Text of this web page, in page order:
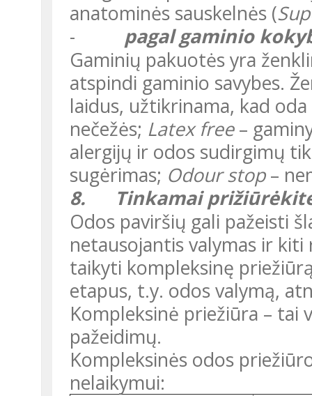
anatominės sauskelnės (
pagal gaminio
Gaminių pakuotės yra ženklinamos specialiais ženklais, kurie
atspindi gaminio savybes.
laidus, užtikrinama, kad
nečežės; Latex free–
alergijų ir odos sudirgimų
sugėrimas; Odour stop–
Tinkamai
Odos paviršių gali pažeisti šlapimas, išmatos, dažnas, odos
netausojantis valymas ir kiti
taikyti kompleksinę
etapus, t.y. odos valymą,
Kompleksinė priežiūra – tai
pažeidimų.
Kompleksinės odos priežiūros nuorodos esant šlapimo ir išmatų
nelaikymui: